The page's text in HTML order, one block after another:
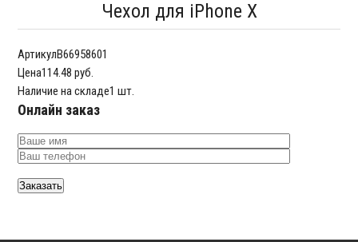
Чехол для iPhone X
АртикулB66958601
Цена114.48 руб.
Наличие на складе1 шт.
Онлайн заказ